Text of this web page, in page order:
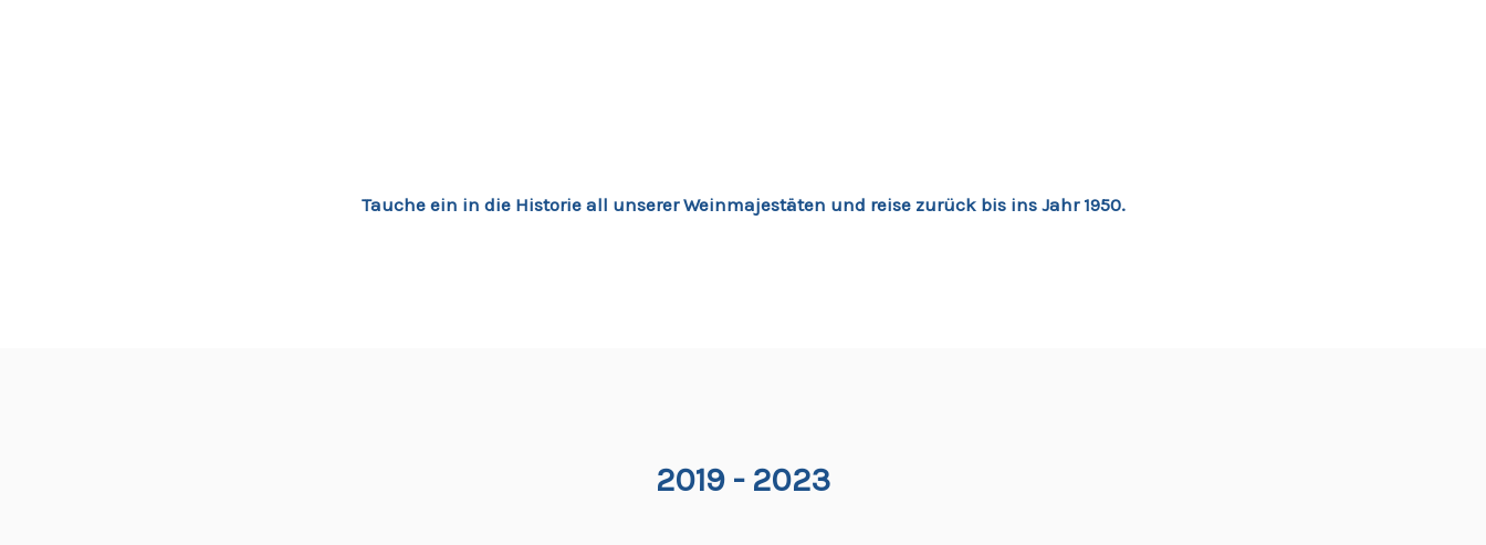
Tauche ein in die Historie all unserer Weinmajestäten und reise zurück bis ins Jahr 1950.
2019 - 2023